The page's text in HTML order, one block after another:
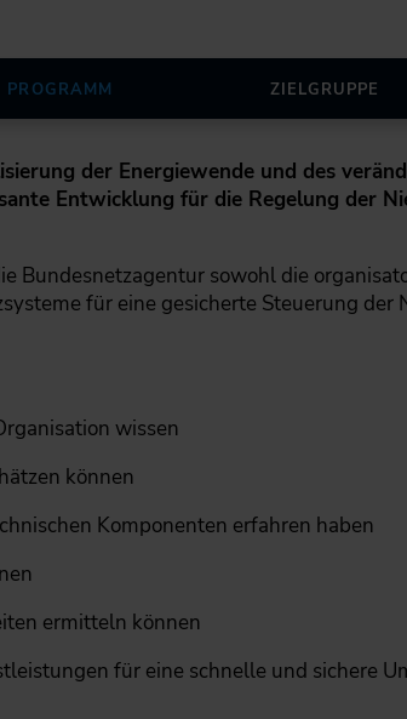
PROGRAMM ZIELGRUPPE
der Energiewende und des
Entwicklung für die Regelung der
Bundesnetzagentur sowohl die
für eine gesicherte Steuerung der
wissen
können
Komponenten erfahren haben
ermitteln können
für eine schnelle und sichere